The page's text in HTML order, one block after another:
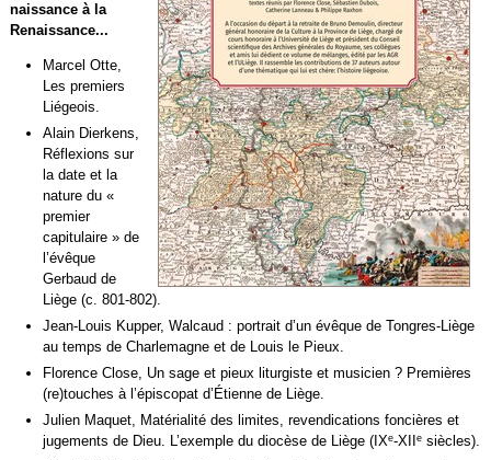
naissance à la
Renaissance...
Marcel Otte,
Les premiers
Liégeois.
Alain Dierkens,
Réflexions sur
la date et la
nature du «
premier
capitulaire » de
l’évêque
Gerbaud de
Liège (c. 801-802).
Jean-Louis Kupper, Walcaud : portrait d’un évêque de Tongres-Liège
au temps de Charlemagne et de Louis le Pieux.
Florence Close, Un sage et pieux liturgiste et musicien ? Premières
(re)touches à l’épiscopat d’Étienne de Liège.
Julien Maquet, Matérialité des limites, revendications foncières et
jugements de Dieu. L’exemple du diocèse de Liège (IXe-XII esiècles).